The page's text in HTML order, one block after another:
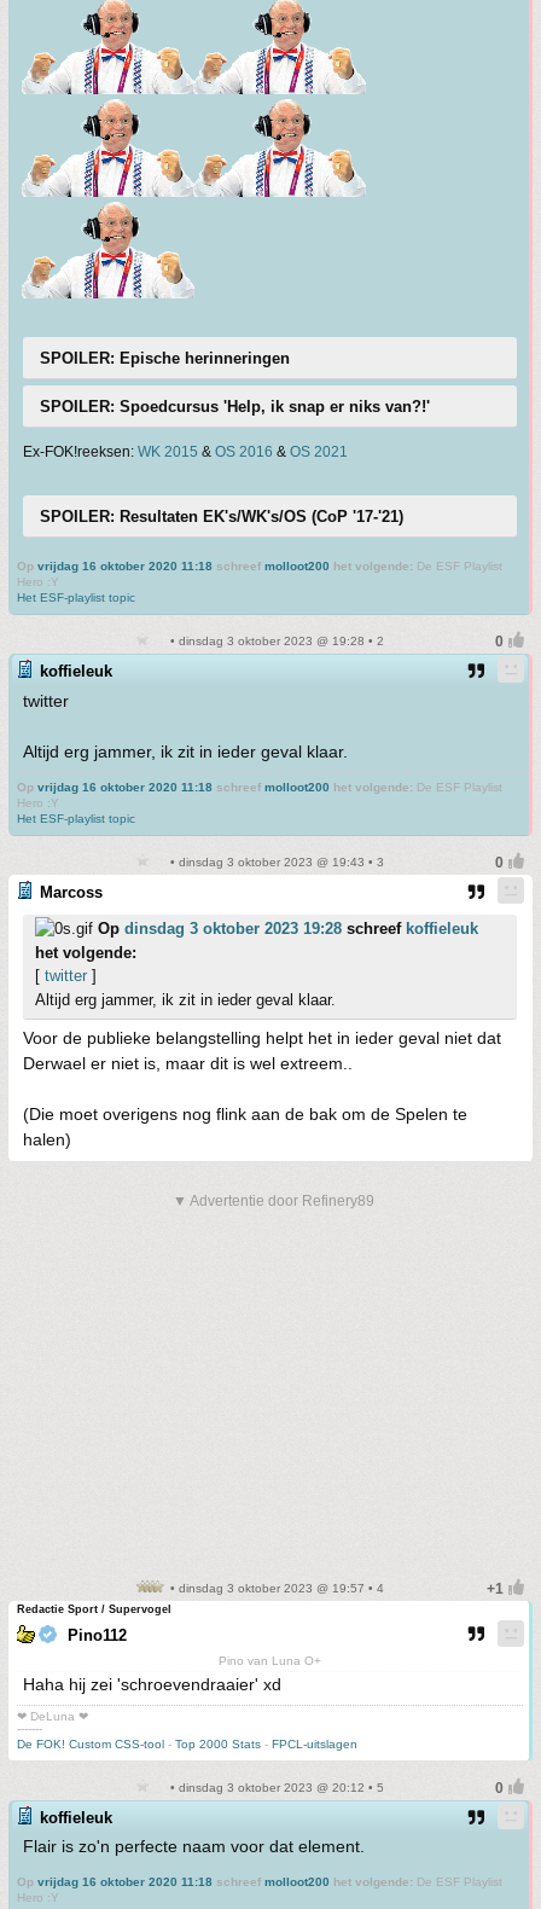
SPOILER: Epische herinneringen
SPOILER: Spoedcursus 'Help, ik snap er niks van?!'
Ex-FOK!reeksen: WK 2015 & OS 2016 & OS 2021
SPOILER: Resultaten EK's/WK's/OS (CoP '17-'21)
Op vrijdag 16 oktober 2020 11:18 schreef molloot200 het volgende: De ESF Playlist
Hero :Y
Het ESF-playlist topic
• dinsdag 3 oktober 2023 @ 19:28 • 2
koffieleuk
twitter
Altijd erg jammer, ik zit in ieder geval klaar.
Op vrijdag 16 oktober 2020 11:18 schreef molloot200 het volgende: De ESF Playlist
Hero :Y
Het ESF-playlist topic
• dinsdag 3 oktober 2023 @ 19:43 • 3
Marcoss
Op dinsdag 3 oktober 2023 19:28 schreef koffieleuk
het volgende:
[ twitter ]
Altijd erg jammer, ik zit in ieder geval klaar.
Voor de publieke belangstelling helpt het in ieder geval niet dat
Derwael er niet is, maar dit is wel extreem..
(Die moet overigens nog flink aan de bak om de Spelen te
halen)
▼ Advertentie door Refinery89
• dinsdag 3 oktober 2023 @ 19:57 • 4
Redactie Sport / Supervogel
Pino112
Pino van Luna O+
Haha hij zei 'schroevendraaier' xd
❤ DeLuna ❤
-------
De FOK! Custom CSS-tool - Top 2000 Stats - FPCL-uitslagen
• dinsdag 3 oktober 2023 @ 20:12 • 5
koffieleuk
Flair is zo'n perfecte naam voor dat element.
Op vrijdag 16 oktober 2020 11:18 schreef molloot200 het volgende: De ESF Playlist
Hero :Y